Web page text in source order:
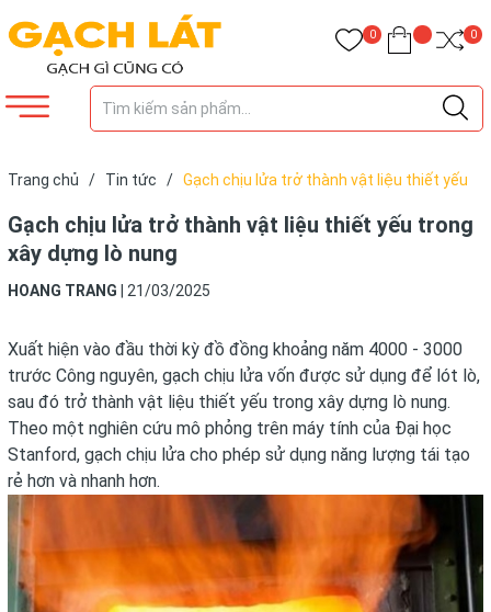
0 0
Trang chủ / Tin tức / Gạch chịu lửa trở thành vật liệu thiết yếu
Gạch chịu lửa trở thành vật liệu thiết yếu trong
xây dựng lò nung
HOANG TRANG 21/03/2025
Xuất hiện vào đầu thời kỳ đồ đồng khoảng năm 4000 - 3000
trước Công nguyên, gạch chịu lửa vốn được sử dụng để lót lò,
sau đó trở thành vật liệu thiết yếu trong xây dựng lò nung.
Theo một nghiên cứu mô phỏng trên máy tính của Đại học
Stanford, gạch chịu lửa cho phép sử dụng năng lượng tái tạo
rẻ hơn và nhanh hơn.